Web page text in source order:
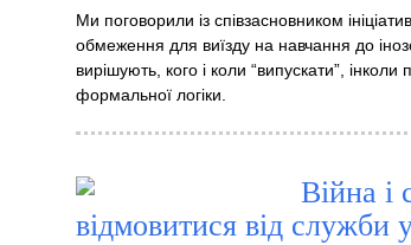
Ми поговорили із співзасновником
обмеження для виїзду на навчання до
вирішують, кого і коли “випускати”,
формальної логіки.
Війна і
відмовитися від служби